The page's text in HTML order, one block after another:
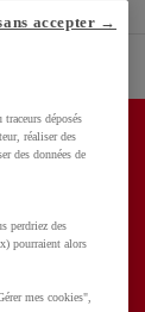
?
déposés
réaliser des
des données de
perdriez des
pourraient alors
mes cookies",
accepter →